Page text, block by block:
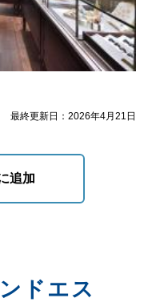
最終更新日：2026年4月21日
追加
ドエス